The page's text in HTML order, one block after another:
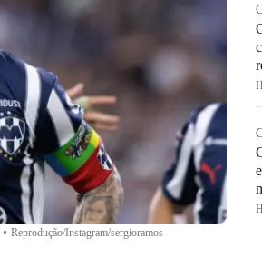
• Reprodução/Instagram/sergioramos